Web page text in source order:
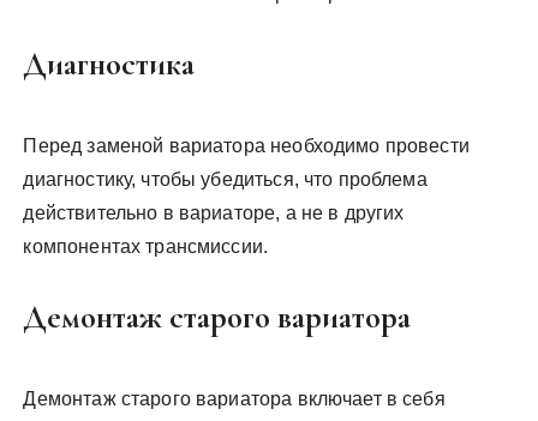
Диагностика
Перед заменой вариатора необходимо провести
диагностику, чтобы убедиться, что проблема
действительно в вариаторе, а не в других
компонентах трансмиссии.
Демонтаж старого вариатора
Демонтаж старого вариатора включает в себя